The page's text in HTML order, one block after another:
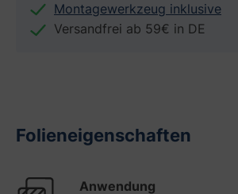
Montagewerkzeug inklusive
Versandfrei ab 59€ in DE
Folieneigenschaften
Anwendung